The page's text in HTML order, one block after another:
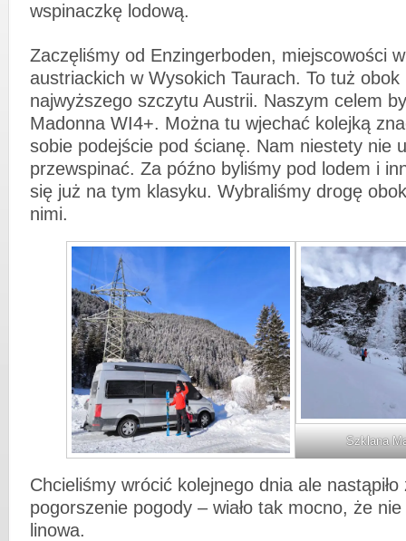
wspinaczkę lodową.
Zaczęliśmy od Enzingerboden, miejscowości
austriackich w Wysokich Taurach. To tuż
najwyższego szczytu Austrii. Naszym celem
Madonna WI4+. Można tu wjechać kolejką
sobie podejście pod ścianę. Nam niestety nie
przewspinać. Za późno byliśmy pod lodem i
się już na tym klasyku. Wybraliśmy drogę
nimi.
Szklana
Chcieliśmy wrócić kolejnego dnia ale nastąpiło
pogorszenie pogody – wiało tak mocno, że nie
linowa.